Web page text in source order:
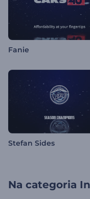
Fanie
Stefan Sides
Na categoria